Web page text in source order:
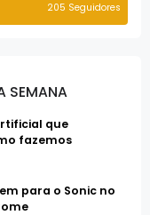
205 Seguidores
SEMANA
que
fazemos
para o Sonic no